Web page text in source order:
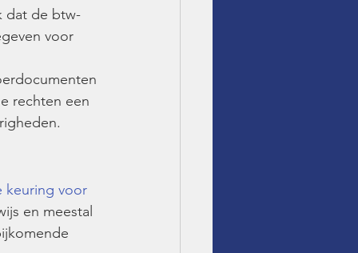
dat de btw-
voor
rechten een
keuring voor
en meestal